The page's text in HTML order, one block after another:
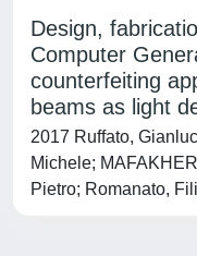
Design,
Computer
counterfeiting
beams as light
2017 Ruffato,
Michele;
Pietro; Romanato,